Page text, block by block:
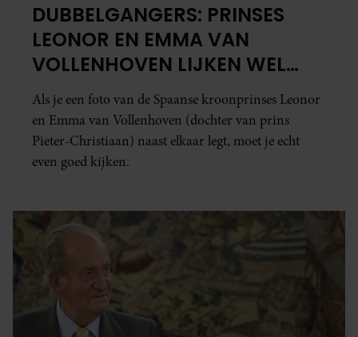
DUBBELGANGERS: PRINSES
LEONOR EN EMMA VAN
VOLLENHOVEN LIJKEN WEL
ZUSJES
Als je een foto van de Spaanse kroonprinses Leonor
en Emma van Vollenhoven (dochter van prins
Pieter-Christiaan) naast elkaar legt, moet je echt
even goed kijken.